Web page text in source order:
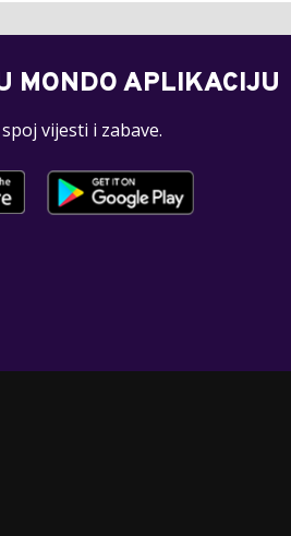
MONDO APLIKACIJU
vijesti i zabave.